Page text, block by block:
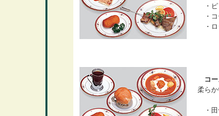
・ピ
・コ
・ロ
コー
柔ら
・田